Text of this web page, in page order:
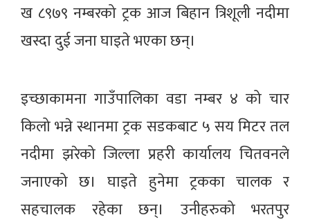
ख ८९७९ नम्बरको ट्रक आज बिहान त्रिशूली नदीमा
खस्दा दुई जना घाइते भएका छन्।
इच्छाकामना गाउँपालिका वडा नम्बर ४ को चार
किलो भन्ने स्थानमा ट्रक सडकबाट ५ सय मिटर तल
नदीमा झरेको जिल्ला प्रहरी कार्यालय चितवनले
जनाएको छ। घाइते हुनेमा ट्रकका चालक र
सहचालक रहेका छन्। उनीहरुको भरतपुर